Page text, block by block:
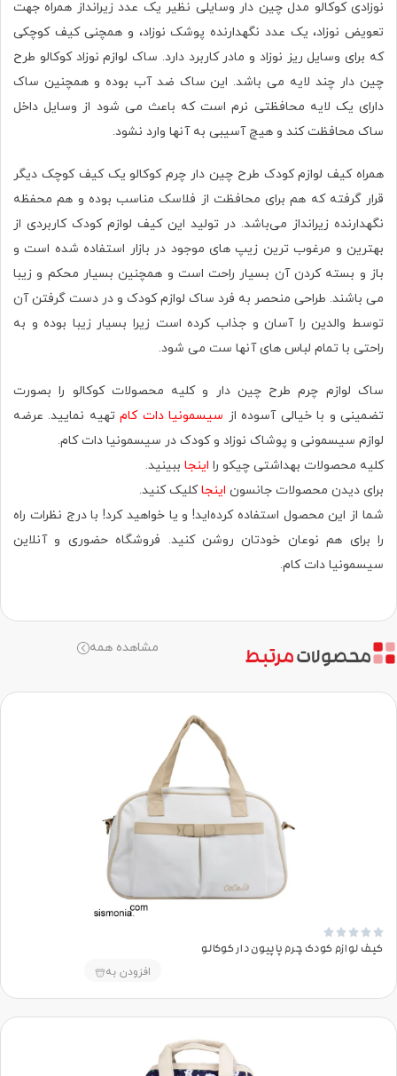
نوزادی کوکالو مدل چین دار وسایلی نظیر یک عدد زیرانداز همراه جهت
تعویض نوزاد، یک عدد نگهدارنده پوشک نوزاد، و همچنی کیف کوچکی
که برای وسایل ریز نوزاد و مادر کاربرد دارد. ساک لوازم نوزاد کوکالو طرح
چین دار چند لایه می باشد. این ساک ضد آب بوده و همچنین ساک
دارای یک لایه محافظتی نرم است که باعث می شود از وسایل داخل
ساک محافظت کند و هیچ آسیبی به آنها وارد نشود.
همراه کیف لوازم کودک طرح چین دار چرم کوکالو یک کیف کوچک دیگر
قرار گرفته که هم برای محافظت از فلاسک مناسب بوده و هم محفظه
نگهدارنده زیرانداز می‌باشد. در تولید این کیف لوازم کودک کاربردی از
بهترین و مرغوب ترین زیپ های موجود در بازار استفاده شده است و
باز و بسته کردن آن بسیار راحت است و همچنین بسیار محکم و زیبا
می باشند. طراحی منحصر به فرد ساک لوازم کودک و در دست گرفتن آن
توسط والدین را آسان و جذاب کرده است زیرا بسیار زیبا بوده و به
راحتی با تمام لباس های آنها ست می شود.
ساک لوازم چرم طرح چین دار و کلیه محصولات کوکالو را بصورت
تضمینی و با خیالی آسوده از سیسمونیا دات کامتهیه نمایید. عرضه
لوازم سیسمونی و پوشاک نوزاد و کودک در سیسمونیا دات کام.
کلیه محصولات بهداشتی چیکو را اینجا ببینید.
برای دیدن محصولات جانسون اینجاکلیک کنید.
شما از این محصول استفاده کرده‌اید! و یا خواهید کرد! با درج نظرات راه
را برای هم نوعان خودتان روشن کنید. فروشگاه حضوری‌ و آنلاین
سیسمونیا دات کام.
محصولاتمرتبط مشاهده همه





کیف لوازم کودک چرم پاپیون دار کوکالو
افزودن به